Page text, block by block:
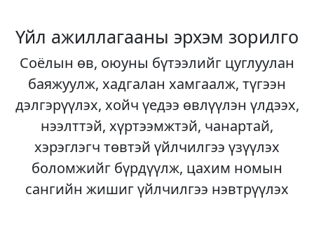
Үйл ажиллагааны эрхэм зорилго
Соёлын өв, оюуны бүтээлийг цуглуулан
баяжуулж, хадгалан хамгаалж, түгээн
дэлгэрүүлэх, хойч үедээ өвлүүлэн үлдээх,
нээлттэй, хүртээмжтэй, чанартай,
хэрэглэгч төвтэй үйлчилгээ үзүүлэх
боломжийг бүрдүүлж, цахим номын
сангийн жишиг үйлчилгээ нэвтрүүлэх